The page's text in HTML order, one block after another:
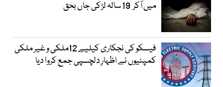
میں آکر 19 سالہ لڑکی جاں بحق
فیسکو کی نجکاری کیلیے 12ملکی و غیر ملکی
کمپنیوں نے اظہارِ دلچسپی جمع کروا دیا